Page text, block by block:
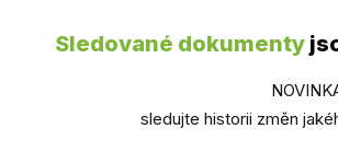
Sledované dokumenty
sledujte historii změn